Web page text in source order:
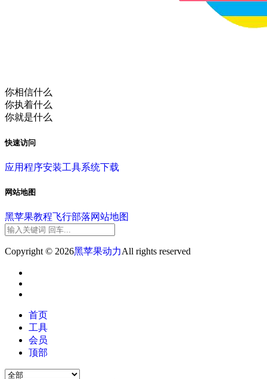
你相信什么
你执着什么
你就是什么
快速访问
应用程序安装工具系统下载
网站地图
黑苹果教程飞行部落网站地图
Copyright © 2026黑苹果动力All rights reserved
首页
工具
会员
顶部